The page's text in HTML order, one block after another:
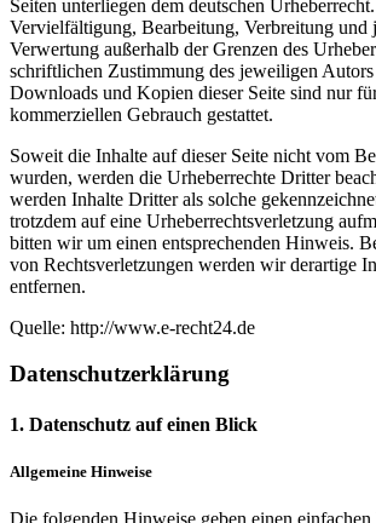
Seiten unterliegen dem deutschen
Vervielfältigung, Bearbeitung, Verbreitung und
Verwertung außerhalb der Grenzen des
schriftlichen Zustimmung des jeweiligen
Downloads und Kopien dieser Seite sind nur
kommerziellen Gebrauch gestattet.
Soweit die Inhalte auf dieser Seite nicht vom
wurden, werden die Urheberrechte Dritter
werden Inhalte Dritter als solche
trotzdem auf eine Urheberrechtsverletzung
bitten wir um einen entsprechenden Hinweis.
von Rechtsverletzungen werden wir derartige
entfernen.
Quelle: http://www.e-recht24.de
Datenschutzerklärung
1. Datenschutz auf einen Blick
Allgemeine Hinweise
Die folgenden Hinweise geben einen